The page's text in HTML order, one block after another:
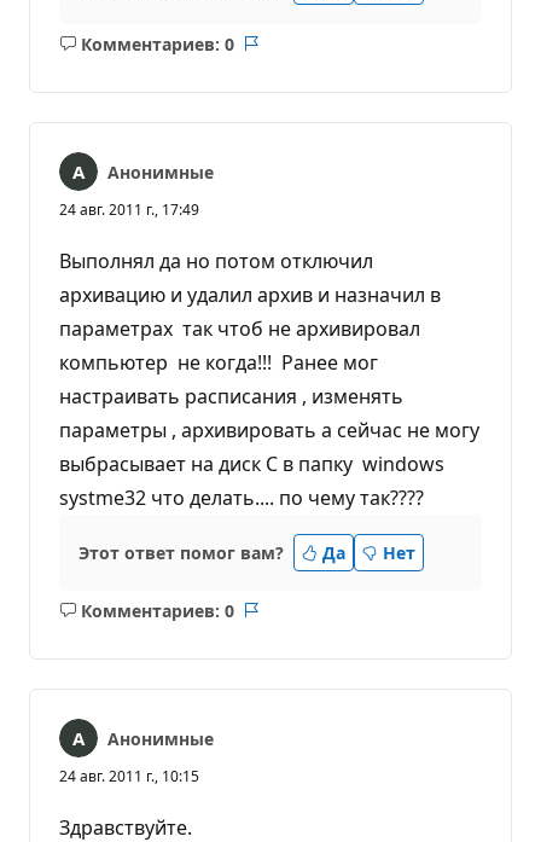
Комментариев: 0
Без
Анонимные
24 авг. 2011 г., 17:49
Выполнял да но потом отключил
архивацию и удалил архив и назначил в
параметрах так чтоб не архивировал
компьютер не когда!!! Ранее мог
настраивать расписания , изменять
параметры , архивировать а сейчас не могу
выбрасывает на диск С в папку windows
systme32 что делать.... по чему так????
Этот ответ помог вам? Да Нет
Комментариев: 0
Без
Анонимные
24 авг. 2011 г., 10:15
Здравствуйте.